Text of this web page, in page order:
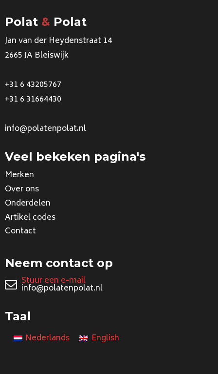
Polat & Polat
Jan van der Heydenstraat 14
2665 JA Bleiswijk
+31 6 43205767
+31 6 31664430
info@polatenpolat.nl
Veel bekeken pagina's
Merken
Over ons
Onderdelen
Artikel codes
Contact
Neem contact op
Stuur een e-mail
info@polatenpolat.nl
Taal
Nederlands English